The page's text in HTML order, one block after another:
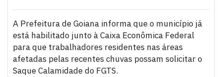
A Prefeitura de Goiana informa que o município já
está habilitado junto à Caixa Econômica Federal
para que trabalhadores residentes nas áreas
afetadas pelas recentes chuvas possam solicitar o
Saque Calamidade do FGTS.